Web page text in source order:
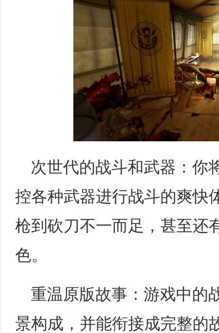
次世代的战斗和武器：你
控各种武器进行战斗的爽快
枪到砍刀不一而足，甚至还
色。
重温原版故事：游戏中的
景构成，并能衔接成完整的